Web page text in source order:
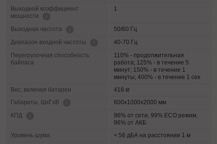
Выходной коэффициент
мощности
1
Выходная частота
50/60 Гц
Диапазон входной частоты
40-70 Гц
Перегрузочная способность
байпаса
110% - продолжительная
работа; 125% - в течение 5
минут; 150% - в течение 1
минуты; 400% - в течение 1 сек
Вес, включая батареи
418 кг
Габариты, ШхГхВ
600х1000х2000 мм
КПД
96% от сети, 99% ECO режим,
96% от АКБ
Уровень шума
< 56 дБА на расстоянии 1 м